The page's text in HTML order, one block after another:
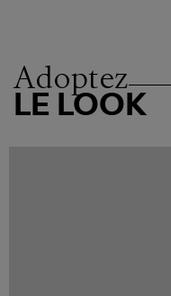
Adoptez
LE LOOK